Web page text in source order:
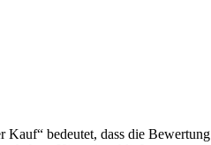
Kauf“ bedeutet, dass die